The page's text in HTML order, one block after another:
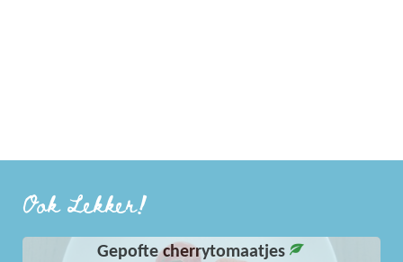
Ook Lekker!
Gepofte cherrytomaatjes